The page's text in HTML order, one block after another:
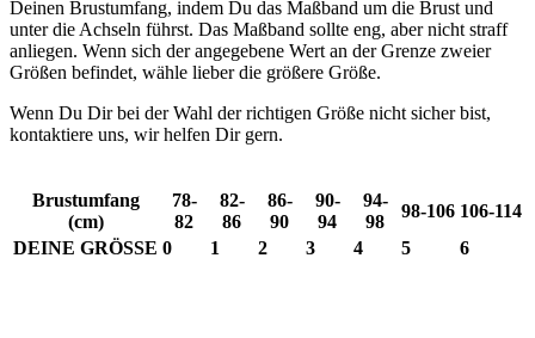
Deinen Brustumfang, indem Du das Maßband um die Brust und
unter die Achseln führst. Das Maßband sollte eng, aber nicht straff
anliegen. Wenn sich der angegebene Wert an der Grenze zweier
Größen befindet, wähle lieber die größere Größe.
Wenn Du Dir bei der Wahl der richtigen Größe nicht sicher bist,
kontaktiere uns, wir helfen Dir gern.
Brustumfang
(cm)
78-
82
82-
86
86-
90
90-
94
94-
98
98-106 106-114
DEINE GRÖSSE 0 1 2 3 4 5 6